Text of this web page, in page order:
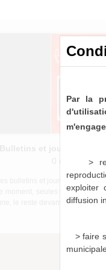
0 notice
bulletins et journaux
moment, seules les
le reste devant être mis à
Par la
>
exploiter
diffusion
> faire